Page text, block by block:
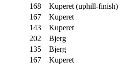
168
Kuperet (uphill-finish)
167
Kuperet
143
Kuperet
202
Bjerg
135
Bjerg
167
Kuperet